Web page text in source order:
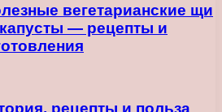
вегетарианские щи
— рецепты и
рецепты и польза